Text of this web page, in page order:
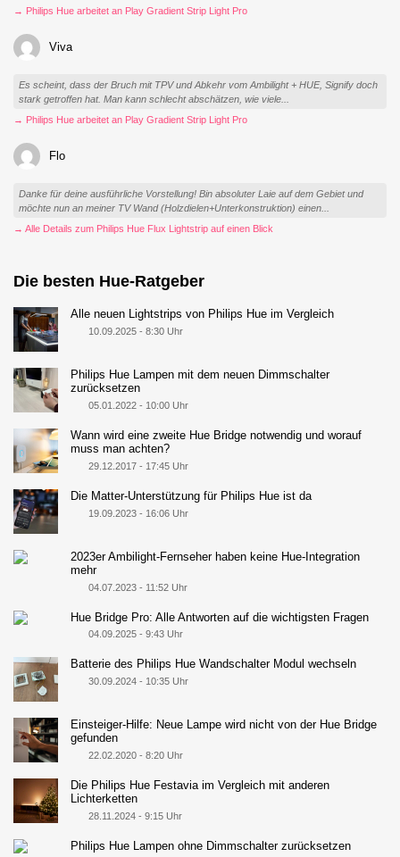
→ Philips Hue arbeitet an Play Gradient Strip Light Pro
Viva
Es scheint, dass der Bruch mit TPV und Abkehr vom Ambilight + HUE, Signify doch
stark getroffen hat. Man kann schlecht abschätzen, wie viele...
→ Philips Hue arbeitet an Play Gradient Strip Light Pro
Flo
Danke für deine ausführliche Vorstellung! Bin absoluter Laie auf dem Gebiet und
möchte nun an meiner TV Wand (Holzdielen+Unterkonstruktion) einen...
→ Alle Details zum Philips Hue Flux Lightstrip auf einen Blick
Die besten Hue-Ratgeber
Alle neuen Lightstrips von Philips Hue im Vergleich
10.09.2025 - 8:30 Uhr
Philips Hue Lampen mit dem neuen Dimmschalter
zurücksetzen
05.01.2022 - 10:00 Uhr
Wann wird eine zweite Hue Bridge notwendig und worauf
muss man achten?
29.12.2017 - 17:45 Uhr
Die Matter-Unterstützung für Philips Hue ist da
19.09.2023 - 16:06 Uhr
2023er Ambilight-Fernseher haben keine Hue-Integration
mehr
04.07.2023 - 11:52 Uhr
Hue Bridge Pro: Alle Antworten auf die wichtigsten Fragen
04.09.2025 - 9:43 Uhr
Batterie des Philips Hue Wandschalter Modul wechseln
30.09.2024 - 10:35 Uhr
Einsteiger-Hilfe: Neue Lampe wird nicht von der Hue Bridge
gefunden
22.02.2020 - 8:20 Uhr
Die Philips Hue Festavia im Vergleich mit anderen
Lichterketten
28.11.2024 - 9:15 Uhr
Philips Hue Lampen ohne Dimmschalter zurücksetzen